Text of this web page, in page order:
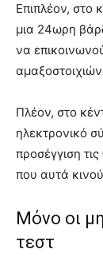
Επιπλέον, στο
μια 24ωρη
να
Πλέον, στο
ηλεκτρονικό
προσέγγιση
που αυτά
Μόνο οι
τεστ